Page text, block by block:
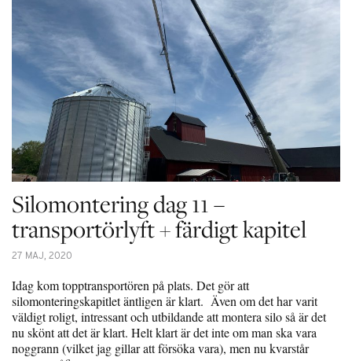
Silomontering dag 11 –
transportörlyft + färdigt kapitel
27 MAJ, 2020
Idag kom topptransportören på plats. Det gör att
silomonteringskapitlet äntligen är klart. Även om det har varit
väldigt roligt, intressant och utbildande att montera silo så är det
nu skönt att det är klart. Helt klart är det inte om man ska vara
noggrann (vilket jag gillar att försöka vara), men nu kvarstår